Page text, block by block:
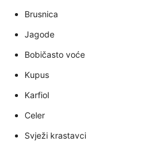
Brusnica
Jagode
Bobičasto voće
Kupus
Karfiol
Celer
Svježi krastavci